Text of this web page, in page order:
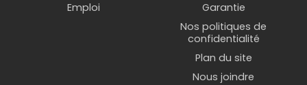
Emploi
Garantie
Nos politiques de
confidentialité
Plan du site
Nous joindre